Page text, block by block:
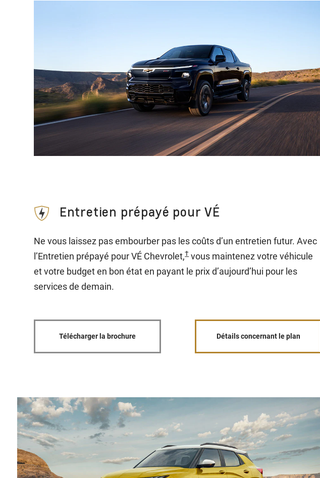
Entretien prépayé pour VÉ
Ne vous laissez pas embourber pas les coûts d’un entretien futur. Avec
l’Entretien prépayé pour VÉ Chevrolet,†vous maintenez votre véhicule
et votre budget en bon état en payant le prix d’aujourd’hui pour les
services de demain.
Télécharger la brochure Détails concernant le plan